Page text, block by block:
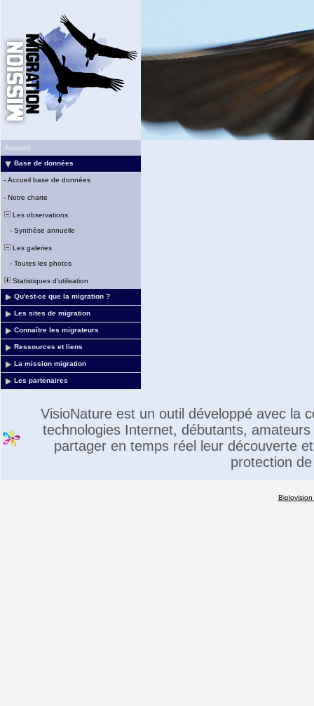
Accueil
Base de données
- Accueil base de données
- Notre charte
Les observations
- Synthèse annuelle
Les galeries
- Toutes les photos
Statistiques d'utilisation
Qu'est-ce que la migration ?
Les sites de migration
Connaître les migrateurs
Ressources et liens
La mission migration
Les partenaires
VisioNature est un outil développé avec la
technologies Internet, débutants,
partager en temps réel leur découverte
protection
Biolovision